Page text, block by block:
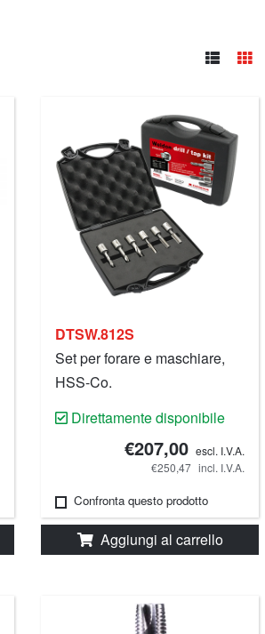
DTSW.812S
Set per forare e maschiare,
HSS-Co.
Direttamente disponibile
€207,00 escl. I.V.A.
€250,47 incl. I.V.A.
Confronta questo prodotto
Aggiungi al carrello